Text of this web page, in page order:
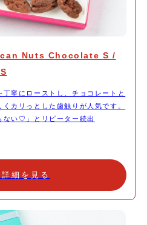
Nuts Chocolate S /
寧にローストし、チョコレートと
カリっとした歯触りが人気です。
ない♡」とリピーター続出
細を見る